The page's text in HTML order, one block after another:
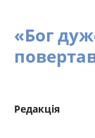
«Бог
Редакція